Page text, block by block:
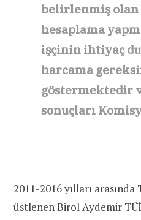
belirlenmiş
hesaplama
işçinin ihtiyaç
harcama
göstermektedir
sonuçları
2011-2016 yılları
üstlenen Birol Aydemir